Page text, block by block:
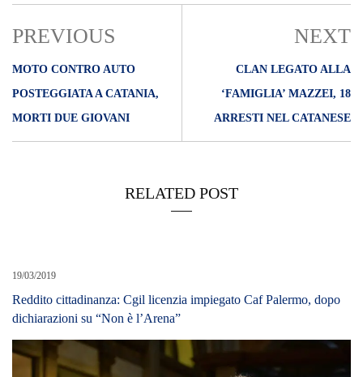
PREVIOUS
MOTO CONTRO AUTO
POSTEGGIATA A CATANIA,
MORTI DUE GIOVANI
NEXT
CLAN LEGATO ALLA
‘FAMIGLIA’ MAZZEI, 18
ARRESTI NEL CATANESE
RELATED POST
19/03/2019
Reddito cittadinanza: Cgil licenzia impiegato Caf Palermo, dopo
dichiarazioni su “Non è l’Arena”